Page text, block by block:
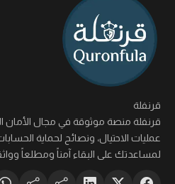
قرنفلة
قرنفلة منصة موثوقة في مجال الأمان
عمليات الاحتيال، ونصائح لحماية
لمساعدتك على البقاء آمناً ومطلعاً